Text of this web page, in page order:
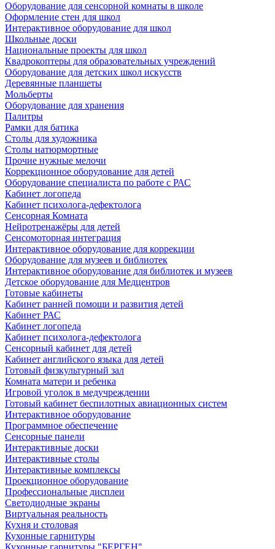
Оборудование для сенсорной комнаты в школе
Оформление стен для школ
Интерактивное оборудование для школ
Школьные доски
Национальные проекты для школ
Квадрокоптеры для образовательных учреждений
Оборудование для детских школ искусств
Деревянные планшеты
Мольберты
Оборудование для хранения
Палитры
Рамки для батика
Столы для художника
Столы натюрмортные
Прочие нужные мелочи
Коррекционное оборудование для детей
Оборудование специалиста по работе с РАС
Кабинет логопеда
Кабинет психолога-дефектолога
Сенсорная Комната
Нейротренажёры для детей
Сенсомоторная интеграция
Интерактивное оборудование для коррекции
Оборудование для музеев и библиотек
Интерактивное оборудование для библиотек и музеев
Детское оборудование для Медцентров
Готовые кабинеты
Кабинет ранней помощи и развития детей
Кабинет РАС
Кабинет логопеда
Кабинет психолога-дефектолога
Сенсорный кабинет для детей
Кабинет английского языка для детей
Готовый физкультурный зал
Комната матери и ребенка
Игровой уголок в медучреждении
Готовый кабинет беспилотных авиационных систем
Интерактивное оборудование
Программное обеспечение
Сенсорные панели
Интерактивные доски
Интерактивные столы
Интерактивные комплексы
Проекционное оборудование
Профессиональные дисплеи
Светодиодные экраны
Виртуальная реальность
Кухня и столовая
Кухонные гарнитуры
Кухонные гарнитуры "БЕРГЕН"